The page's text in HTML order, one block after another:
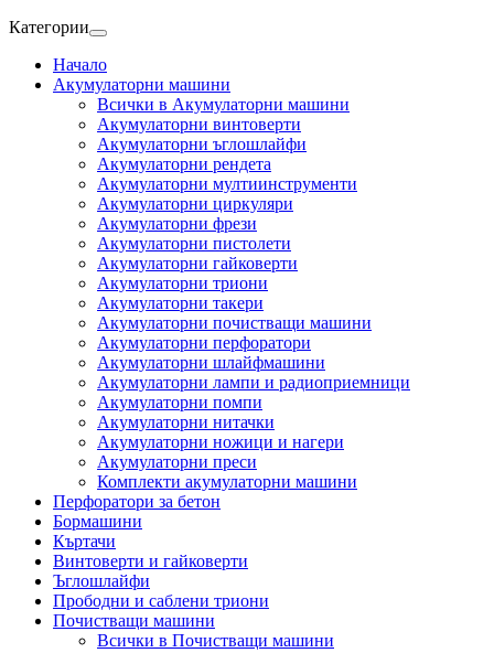
Категории
Начало
Акумулаторни машини
Всички в Акумулаторни машини
Акумулаторни винтоверти
Акумулаторни ъглошлайфи
Акумулаторни рендета
Акумулаторни мултиинструменти
Акумулаторни циркуляри
Акумулаторни фрези
Акумулаторни пистолети
Акумулаторни гайковерти
Акумулаторни триони
Акумулаторни такери
Акумулаторни почистващи машини
Акумулаторни перфоратори
Акумулаторни шлайфмашини
Акумулаторни лампи и радиоприемници
Акумулаторни помпи
Акумулаторни нитачки
Акумулаторни ножици и нагери
Акумулаторни преси
Комплекти акумулаторни машини
Перфоратори за бетон
Бормашини
Къртачи
Винтоверти и гайковерти
Ъглошлайфи
Прободни и саблени триони
Почистващи машини
Всички в Почистващи машини